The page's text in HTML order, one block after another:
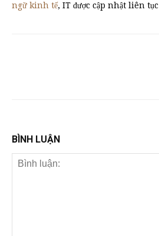
ngữ kinh tế, IT được cập nhật liên tục
BÌNH LUẬN